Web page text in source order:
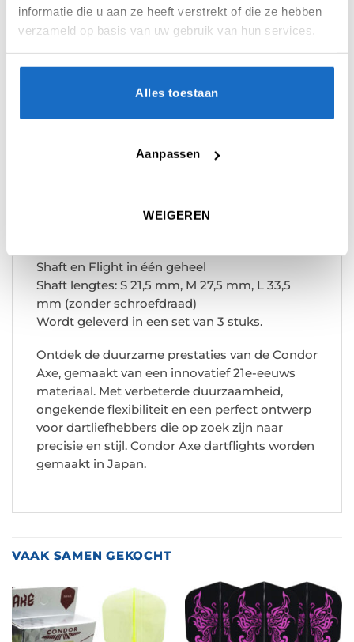
informatie die u aan ze heeft verstrekt of die ze hebben
verzameld op basis van uw gebruik van hun services.
Alles toestaan
Aanpassen
WEIGEREN
De Condor Axe is terug met een verbeterde
prestatie. Deze hoogwaardige flights, bekend
flight-ontwerp van slechts 0,4 mm dik met een
oorspronkelijke vorm en behoudt hij een
perfecte hoek van 90 graden.
Shaft en Flight in één geheel
Shaft lengtes: S 21,5 mm, M 27,5 mm, L 33,5
mm (zonder schroefdraad)
Wordt geleverd in een set van 3 stuks.
Ontdek de duurzame prestaties van de Condor
Axe, gemaakt van een innovatief 21e-eeuws
materiaal. Met verbeterde duurzaamheid,
ongekende flexibiliteit en een perfect ontwerp
voor dartliefhebbers die op zoek zijn naar
precisie en stijl. Condor Axe dartflights worden
gemaakt in Japan.
VAAK SAMEN GEKOCHT